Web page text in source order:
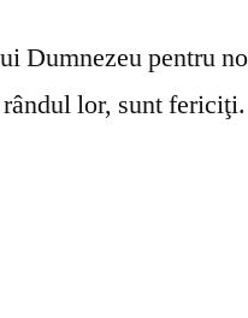
Dumnezeu pentru
lor, sunt fericiţi.